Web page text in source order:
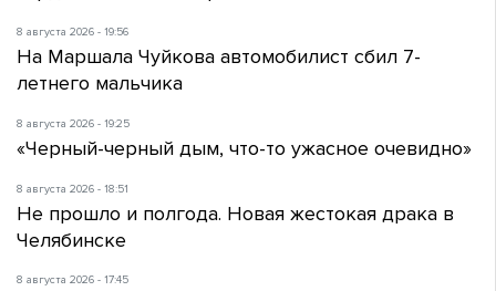
8 августа 2026 - 19:56
На Маршала Чуйкова автомобилист сбил 7-
летнего мальчика
8 августа 2026 - 19:25
«Черный-черный дым, что-то ужасное очевидно»
8 августа 2026 - 18:51
Не прошло и полгода. Новая жестокая драка в
Челябинске
8 августа 2026 - 17:45